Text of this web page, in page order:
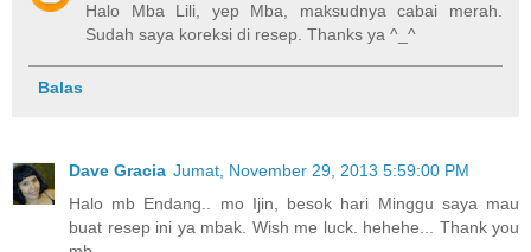
Halo Mba Lili, yep Mba, maksudnya cabai merah.
Sudah saya koreksi di resep. Thanks ya ^_^
Balas
Dave Gracia Jumat, November 29, 2013 5:59:00 PM
Halo mb Endang.. mo Ijin, besok hari Minggu saya mau
buat resep ini ya mbak. Wish me luck. hehehe... Thank you